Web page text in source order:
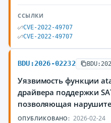
ССЫЛКИ
CVE-2022-49707
CVE-2022-49707
BDU:2026-02232
Уязвимость функции
драйвера поддержки
позволяющая
ОПУБЛИКОВАНО: 2026-02-24